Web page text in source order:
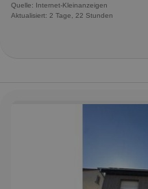
Quelle: Internet-Kleinanzeigen
Aktualisiert: 2 Tage, 22 Stunden